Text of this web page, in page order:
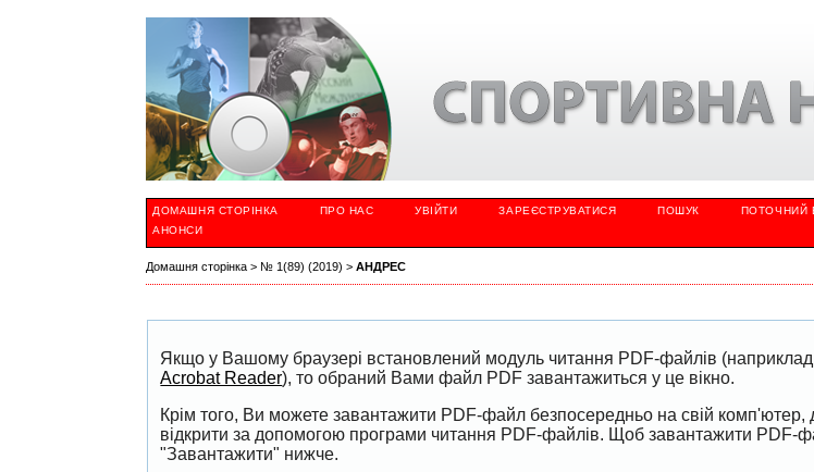
ДОМАШНЯ СТОРІНКА ПРО НАС УВІЙТИ ЗАРЕЄСТРУВАТИСЯ ПОШУК ПОТОЧНИЙ
АНОНСИ
Домашня сторінка > № 1(89) (2019) >АНДРЕС
Якщо у Вашому браузері встановлений модуль читання PDF-файлів
Acrobat Reader), то обраний Вами файл PDF завантажиться у це вікно.
Крім того, Ви можете завантажити PDF-файл безпосередньо на свій комп'ютер,
відкрити за допомогою програми читання PDF-файлів. Щоб завантажити PDF-
"Завантажити" нижче.